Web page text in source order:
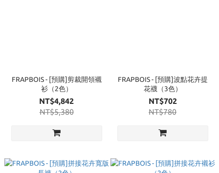
FRAPBOIS - [預購]剪裁開領襯
衫（2色）
NT$4,842
NT$5,380
FRAPBOIS - [預購]波點花卉提
花襪（3色）
NT$702
NT$780